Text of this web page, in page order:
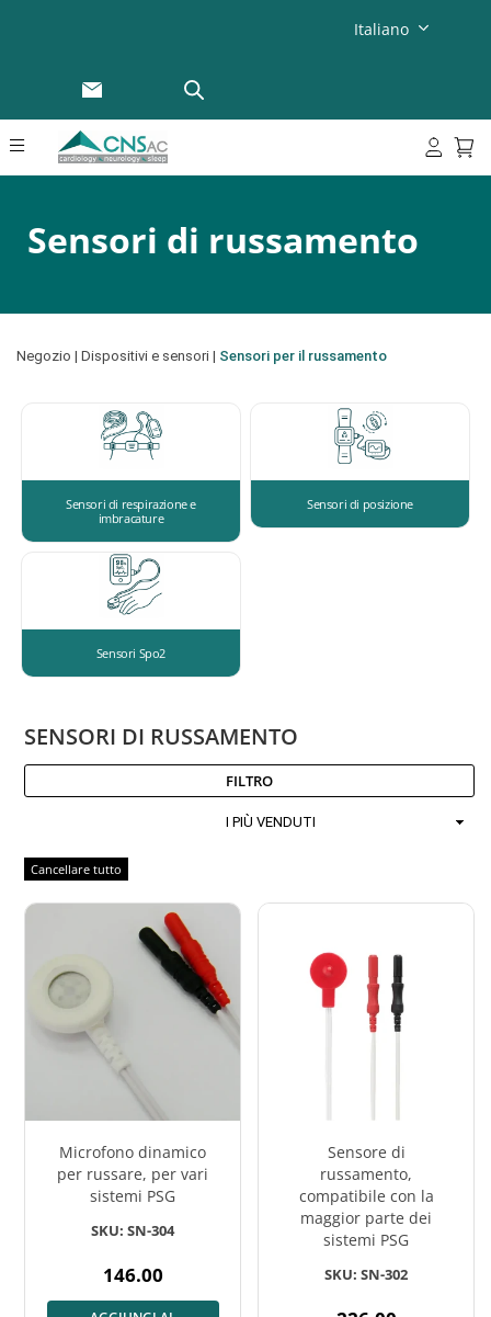
Italiano
Sensori di russamento
Negozio | Dispositivi e sensori | Sensori per il russamento
Sensori di respirazione e
imbracature
Sensori di posizione
Sensori Spo2
SENSORI DI RUSSAMENTO
FILTRO
Ordinamento
Cancellare tutto
Microfono dinamico
per russare, per vari
sistemi PSG
SKU: SN-304
Prezzo
normale
146.00
Sensore di
russamento,
compatibile con la
maggior parte dei
sistemi PSG
SKU: SN-302